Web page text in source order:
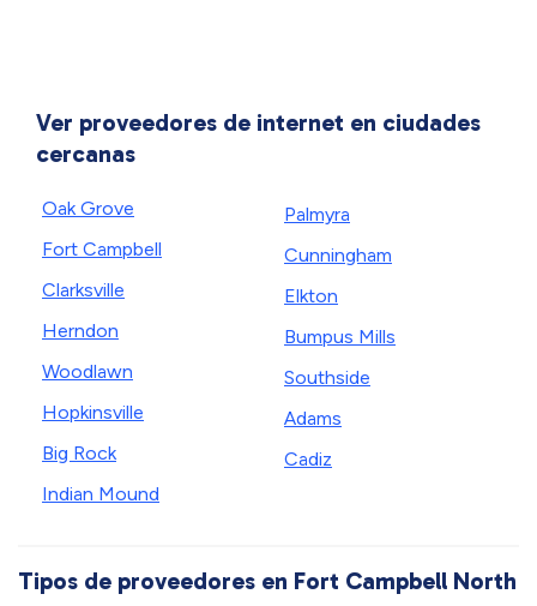
Ver proveedores de internet en ciudades
cercanas
Oak Grove
Fort Campbell
Clarksville
Herndon
Woodlawn
Hopkinsville
Big Rock
Indian Mound
Palmyra
Cunningham
Elkton
Bumpus Mills
Southside
Adams
Cadiz
Tipos de proveedores en Fort Campbell North